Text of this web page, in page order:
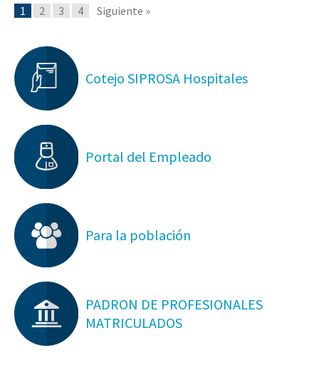
1 2 3 4 Siguiente »
Cotejo SIPROSA Hospitales
Portal del Empleado
Para la población
PADRON DE PROFESIONALES
MATRICULADOS